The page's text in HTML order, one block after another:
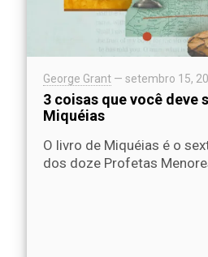
George Grant — setembro 15,
3 coisas que você deve
Miquéias
O livro de Miquéias é o
dos doze Profetas